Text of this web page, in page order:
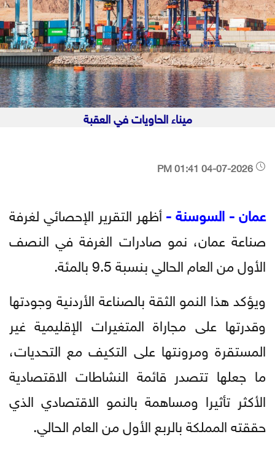
ميناء الحاويات في العقبة
عمان - السوسنة -أظهر التقرير الإحصائي لغرفة
صناعة عمان، نمو صادرات الغرفة في النصف
الأول من العام الحالي بنسبة 9.5 بالمئة.
ويؤكد هذا النمو الثقة بالصناعة الأردنية وجودتها
وقدرتها على مجاراة المتغيرات الإقليمية غير
المستقرة ومرونتها على التكيف مع التحديات،
ما جعلها تتصدر قائمة النشاطات الاقتصادية
الأكثر تأثيرا ومساهمة بالنمو الاقتصادي الذي
حققته المملكة بالربع الأول من العام الحالي.